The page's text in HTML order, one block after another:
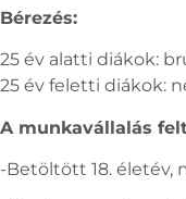
Bérezés:
25 év alatti diákok:
25 év feletti diákok:
A munkavállalás
-Betöltött 18. életév,